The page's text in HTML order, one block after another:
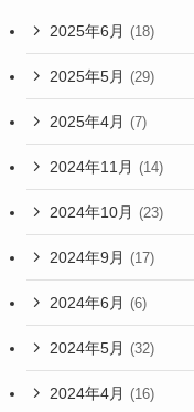
2025年6月 (18)
2025年5月 (29)
2025年4月 (7)
2024年11月 (14)
2024年10月 (23)
2024年9月 (17)
2024年6月 (6)
2024年5月 (32)
2024年4月 (16)